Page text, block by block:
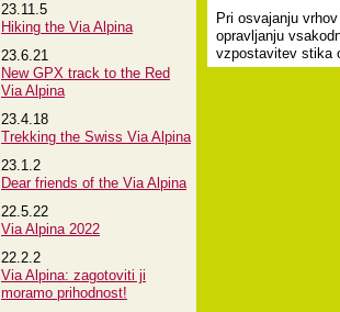
23.11.5
Hiking the Via Alpina
23.6.21
New GPX track to the Red
Via Alpina
23.4.18
Trekking the Swiss Via Alpina
23.1.2
Dear friends of the Via Alpina
22.5.22
Via Alpina 2022
22.2.2
Via Alpina: zagotoviti ji
moramo prihodnost!
Pri osvajanju
opravljanju
vzpostavitev stika